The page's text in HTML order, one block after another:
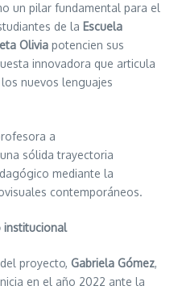
un pilar fundamental para el
de la Escuela
Olivia potencien sus
innovadora que articula
nuevos lenguajes
a
sólida trayectoria
mediante la
contemporáneos.
institucional
proyecto, Gabriela Gómez,
en el año 2022 ante la